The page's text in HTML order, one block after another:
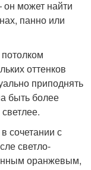
он может найти
панно или
оттенков
приподнять
быть более
сочетании с
светло-
оранжевым,